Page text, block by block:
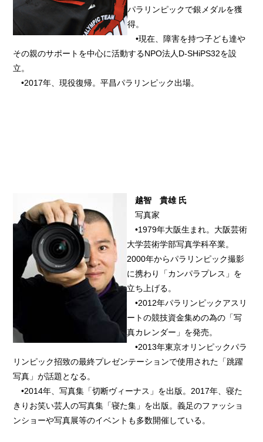
パラリンピックで銀メダルを獲
得。
•現在、障害を持つ子ども達や
その親のサポートを中心に活動するNPO法人D-SHiPS32を設
立。
•2017年、現役復帰。平昌パラリンピック出場。
越智 貴雄 氏
写真家
•1979年大阪生まれ。大阪芸術
大学芸術学部写真学科卒業。
2000年からパラリンピック撮影
に携わり「カンパラプレス」を
立ち上げる。
•2012年パラリンピックアスリ
ートの競技資金集めの為の「写
真カレンダー」を発売。
•2013年東京オリンピックパラ
リンピック招致の最終プレゼンテーションで使用された「跳躍
写真」が話題となる。
•2014年、写真集「切断ヴィーナス」を出版。2017年、寝た
きりお笑い芸人の写真集「寝た集」を出版。義足のファッショ
ンショーや写真展等のイベントも多数開催している。